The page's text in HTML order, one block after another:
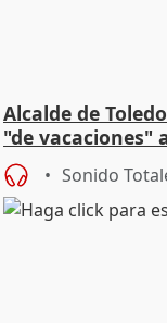
Alcalde de
"de vacaciones"
Sonido